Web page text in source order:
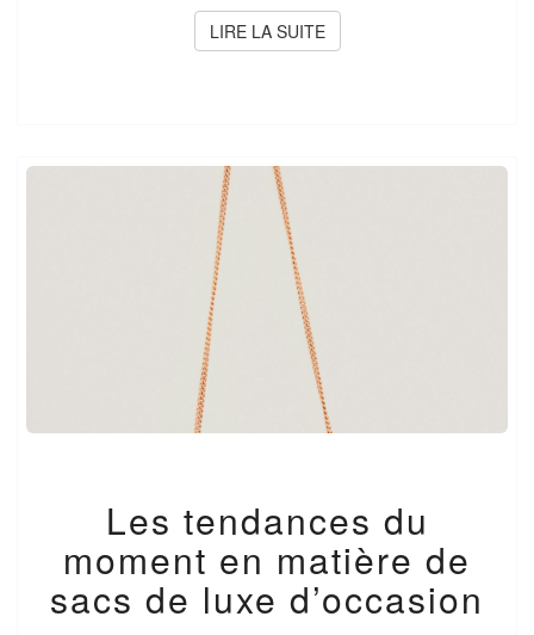
LIRE LA SUITELIRE LA SUITE
TENDANCES
DU
MOMENT
MATIÈRE
Les tendances du
moment en matière de
sacs de luxe d’occasion